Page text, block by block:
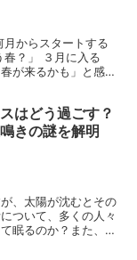
月からスタートする
？」 ３月に入る
が来るかも」と感じ
はどう過ごす？
きの謎を解明
、太陽が沈むとその
ついて、多くの人々
眠るのか？また、夜